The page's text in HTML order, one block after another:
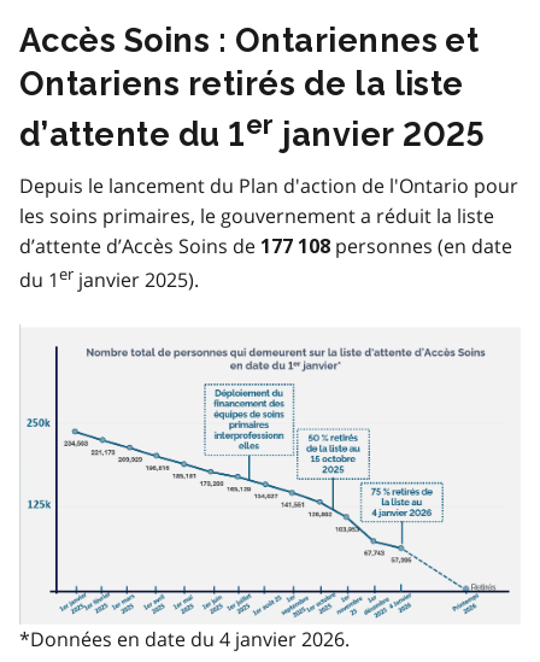
Accès Soins : Ontariennes et
Ontariens retirés de la liste
d’attente du 1er janvier 2025
Depuis le lancement du Plan d'action de l'Ontario pour
les soins primaires, le gouvernement a réduit la liste
d’attente d’Accès Soins de 177 108 personnes (en date
du 1er janvier 2025).
*Données en date du 4 janvier 2026.